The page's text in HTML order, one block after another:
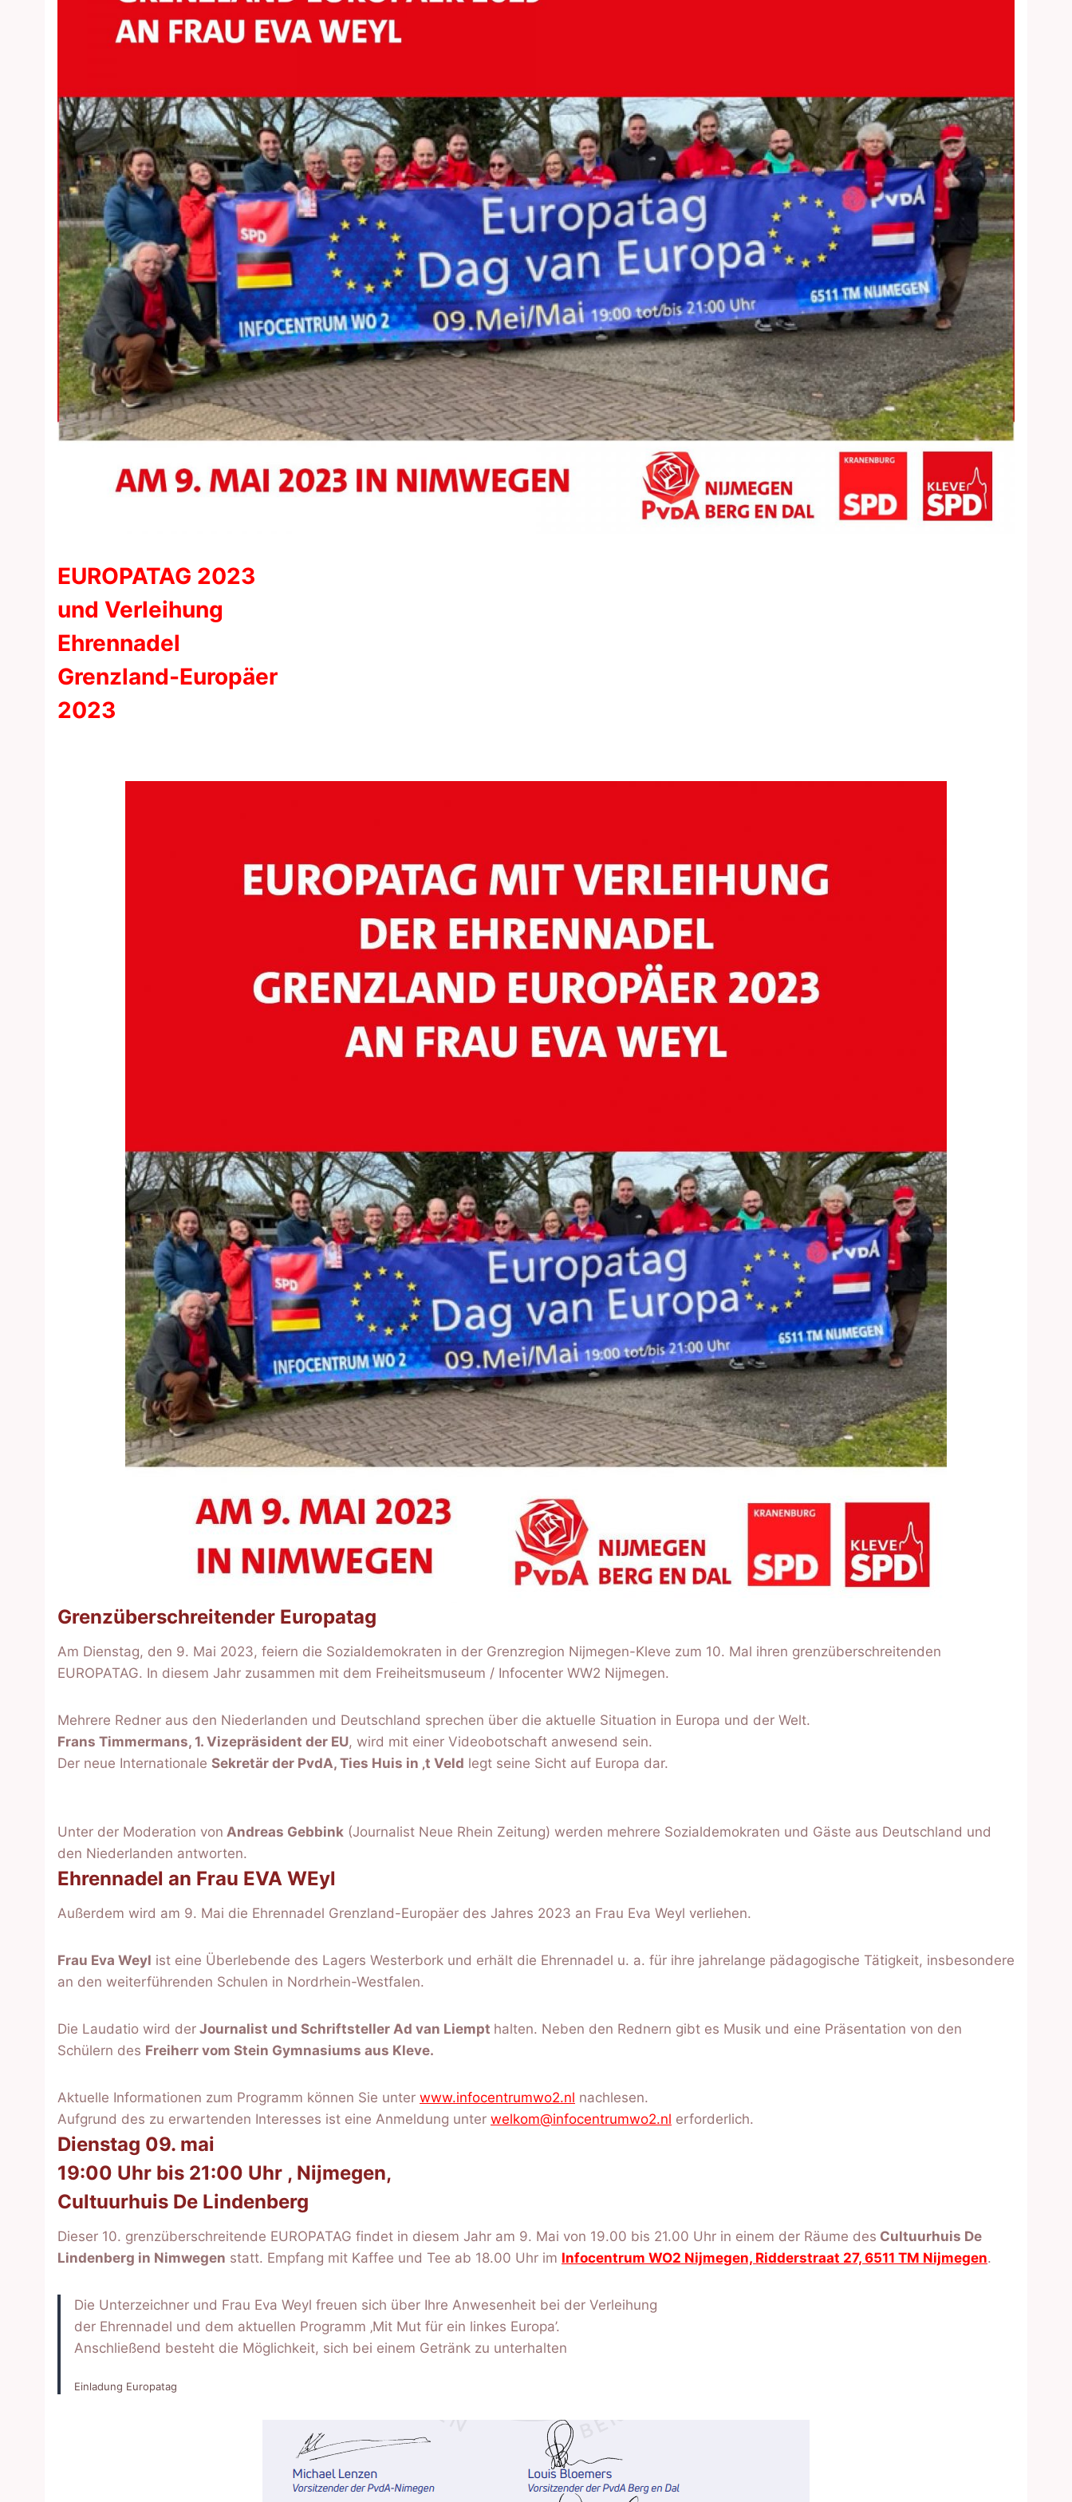
EUROPATAG 2023
und Verleihung
Ehrennadel
Grenzland-Europäer
2023
Grenzüberschreitender Europatag
Am Dienstag, den 9. Mai 2023, feiern die Sozialdemokraten in der Grenzregion Nijmegen-Kleve zum 10. Mal ihren grenzüberschreitenden
EUROPATAG. In diesem Jahr zusammen mit dem Freiheitsmuseum / Infocenter WW2 Nijmegen.
Mehrere Redner aus den Niederlanden und Deutschland sprechen über die aktuelle Situation in Europa und der Welt.
Frans Timmermans, 1. Vizepräsident der EU, wird mit einer Videobotschaft anwesend sein.
Der neue Internationale Sekretär der PvdA, Ties Huis in ‚t Veld legt seine Sicht auf Europa dar.
Unter der Moderation von Andreas Gebbink (Journalist Neue Rhein Zeitung) werden mehrere Sozialdemokraten und Gäste aus Deutschland und
den Niederlanden antworten.
Ehrennadel an Frau EVA WEyl
Außerdem wird am 9. Mai die Ehrennadel Grenzland-Europäer des Jahres 2023 an Frau Eva Weyl verliehen.
Frau Eva Weyl ist eine Überlebende des Lagers Westerbork und erhält die Ehrennadel u. a. für ihre jahrelange pädagogische Tätigkeit, insbesondere
an den weiterführenden Schulen in Nordrhein-Westfalen.
Die Laudatio wird der Journalist und Schriftsteller Ad van Liempt halten. Neben den Rednern gibt es Musik und eine Präsentation von den
Schülern des Freiherr vom Stein Gymnasiums aus Kleve.
Aktuelle Informationen zum Programm können Sie unter www.infocentrumwo2.nl nachlesen.
Aufgrund des zu erwartenden Interesses ist eine Anmeldung unter welkom@infocentrumwo2.nl erforderlich.
Dienstag 09. mai
19:00 Uhr bis 21:00 Uhr , Nijmegen,
Cultuurhuis De Lindenberg
Dieser 10. grenzüberschreitende EUROPATAG findet in diesem Jahr am 9. Mai von 19.00 bis 21.00 Uhr in einem der Räume des Cultuurhuis De
Lindenberg in Nimwegen statt. Empfang mit Kaffee und Tee ab 18.00 Uhr im Infocentrum WO2 Nijmegen, Ridderstraat 27, 6511 TM Nijmegen.
Die Unterzeichner und Frau Eva Weyl freuen sich über Ihre Anwesenheit bei der Verleihung
der Ehrennadel und dem aktuellen Programm ‚Mit Mut für ein linkes Europa’.
Anschließend besteht die Möglichkeit, sich bei einem Getränk zu unterhalten
Einladung Europatag